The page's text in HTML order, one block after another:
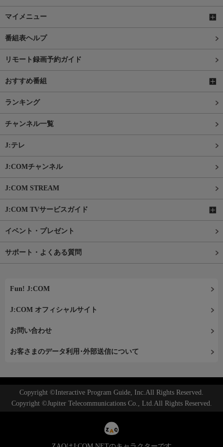
マイメニュー
番組表ヘルプ
リモート録画予約ガイド
おすすめ番組
ランキング
チャンネル一覧
J:テレ
J:COMチャンネル
J:COM STREAM
J:COM TVサービスガイド
イベント・プレゼント
サポート・よくある質問
Fun! J:COM
J:COM オフィシャルサイト
お問い合わせ
お客さまのデータ利用･外部送信について
Copyright ©Interactive Program Guide, Inc.All Rights Reserved.
Copyright ©Jupiter Telecommunications Co., Ltd.All Rights Reserved.